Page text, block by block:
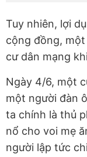
Tuy nhiên, lợi
cộng đồng,
cư dân mạng
Ngày 4/6, một
một người đàn
ta chính là thủ
nổ cho voi mẹ
người lập tức